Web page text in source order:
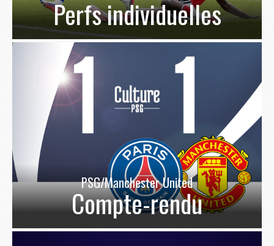
Perfs individuelles
PSG/Manchester United
Compte-rendu